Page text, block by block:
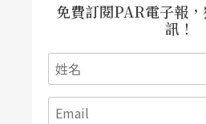
免費訂閱PAR電子報
訊！